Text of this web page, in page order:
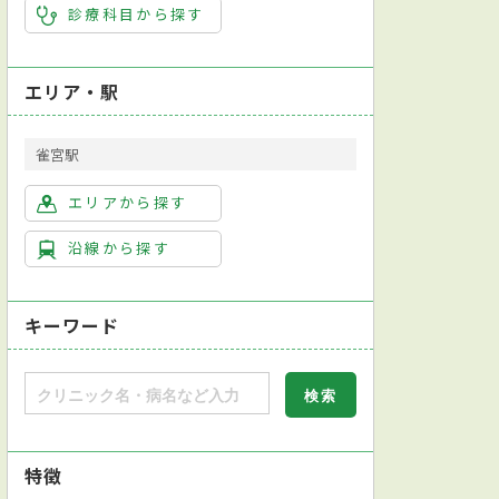
診療科目から探す
エリア・駅
雀宮駅
エリアから探す
沿線から探す
キーワード
特徴